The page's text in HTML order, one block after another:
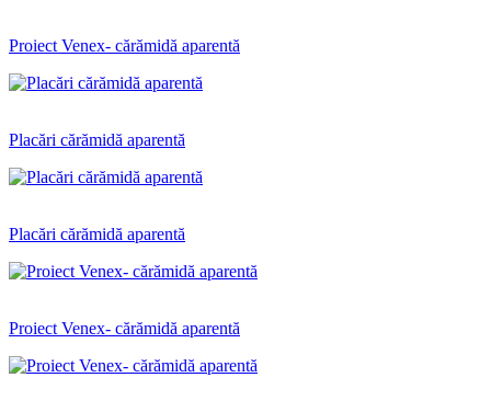
Proiect Venex- cărămidă aparentă
Placări cărămidă aparentă
Placări cărămidă aparentă
Proiect Venex- cărămidă aparentă